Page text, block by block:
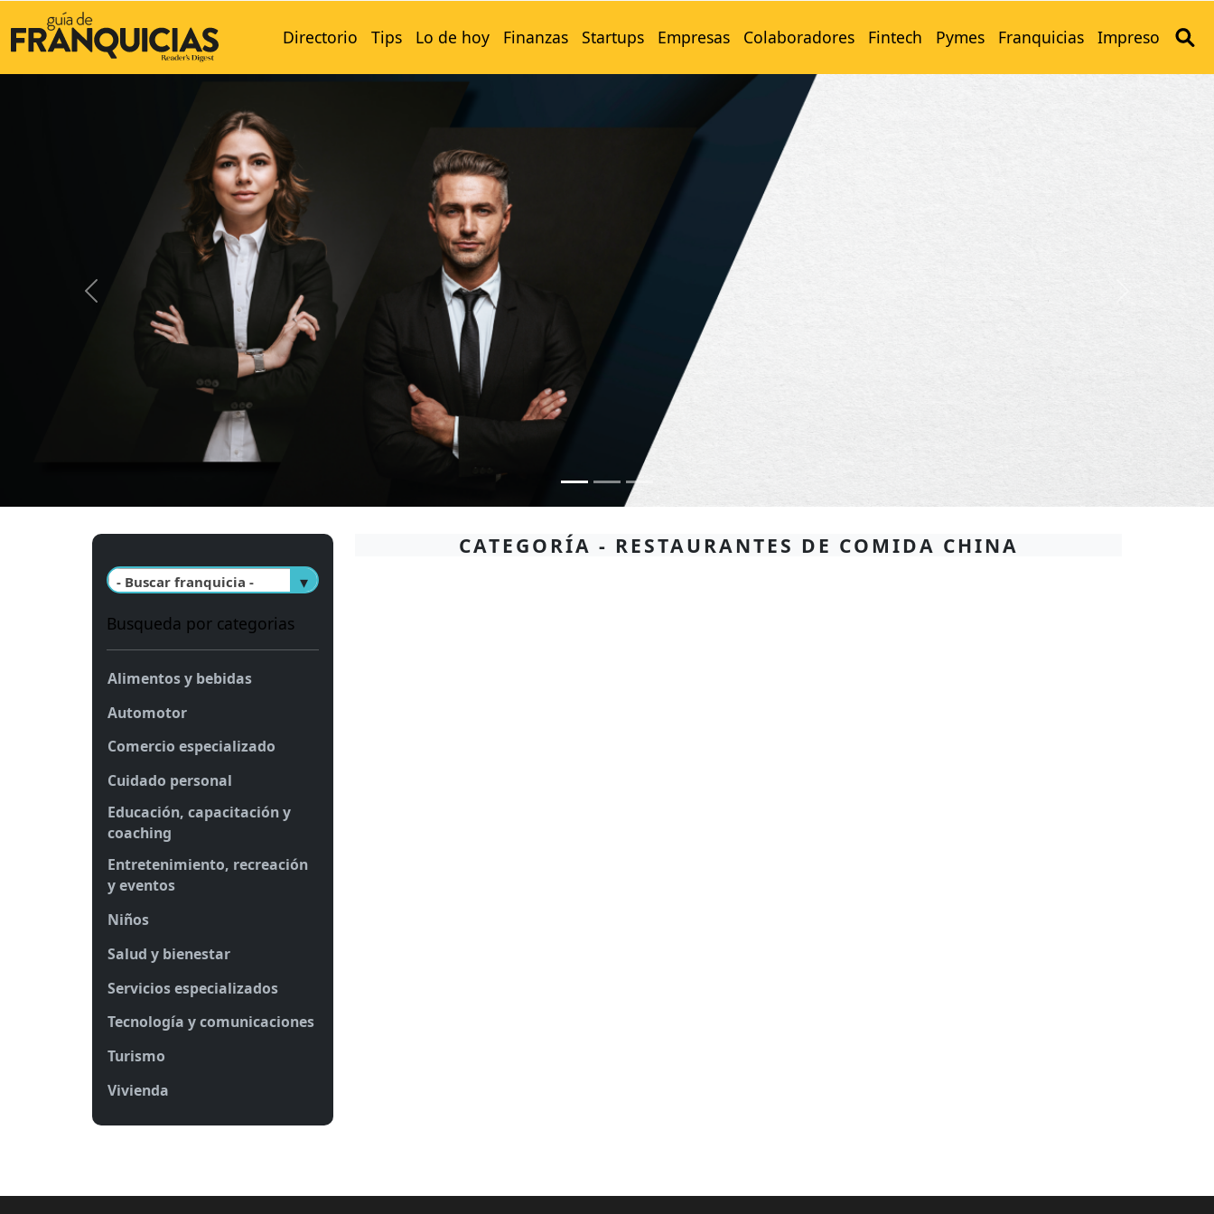
Directorio Tips Lo de hoy Finanzas Startups Empresas Colaboradores Fintech Pymes Franquicias Impreso
Previous
- Buscar franquicia -
Busqueda por categorias
Alimentos y bebidas
Automotor
Comercio especializado
Cuidado personal
Educación, capacitación y
coaching
Entretenimiento, recreación
y eventos
Niños
Salud y bienestar
Servicios especializados
Tecnología y comunicaciones
Turismo
Vivienda
CATEGORÍA - RESTAURANTES DE COMIDA CHINA